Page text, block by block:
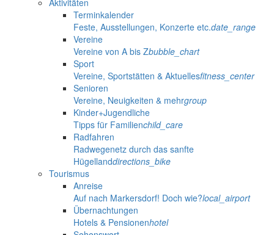
Terminkalender
Feste, Ausstellungen, Konzerte etc.date_range
Vereine
Vereine von A bis Zbubble_chart
Sport
Vereine, Sportstätten & Aktuellesfitness_center
Senioren
Vereine, Neuigkeiten & mehrgroup
Kinder+Jugendliche
Tipps für Familienchild_care
Radfahren
Radwegenetz durch das sanfte
Hügellanddirections_bike
Tourismus
Anreise
Auf nach Markersdorf! Doch wie?local_airport
Übernachtungen
Hotels & Pensionenhotel